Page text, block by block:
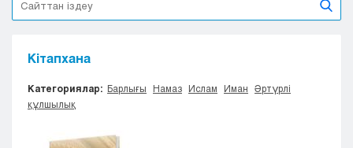
Алматы
Жезказган
Караганда
Костанай
Кітапхана
Категориялар: Барлығы Намаз Ислам Иман
Әртүрлі
құлшылық